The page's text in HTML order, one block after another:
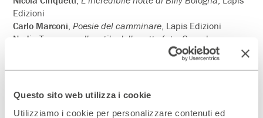
Questo sito web utilizza i cookie
Utilizziamo i cookie per personalizzare contenuti ed
Edizioni
Carlo Marconi Poesie del camminare , Lapis Edizioni
Nadia Terranova
Il cortile delle sette fate
, Guanda
Lilith Moscon,Bestiario familiare, Topipittori
Canton Ticino, minimum fax
Ilaria Rigoli,A rifare il mondo, Bompiani